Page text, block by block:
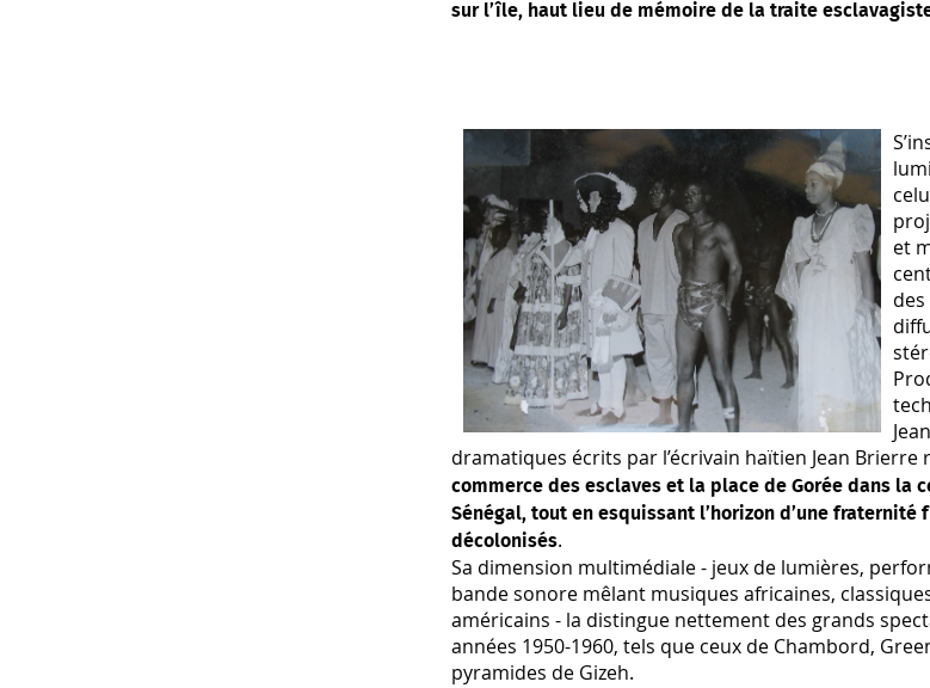
sur l’île, haut lieu de mémoire de la traite
et
dramatiques écrits par l’écrivain haïtien Jean Brierre
commerce des esclaves et la place de Gorée dans la
Sénégal, tout en esquissant l’horizon d’une fraternité
décolonisés.
Sa dimension multimédiale - jeux de lumières,
bande sonore mêlant musiques africaines,
américains - la distingue nettement des grands
années 1950-1960, tels que ceux de Chambord,
pyramides de Gizeh.